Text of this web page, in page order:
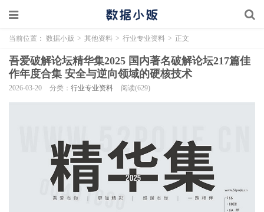
当前位置： 数据小贩 > 其他资料 > 行业专业资料 > 正文
吾爱破解论坛精华集2025 国内著名破解论坛217篇佳
作年度合集 安全与逆向领域的硬核技术
2026-03-20 分类： 行业专业资料 阅读(629)